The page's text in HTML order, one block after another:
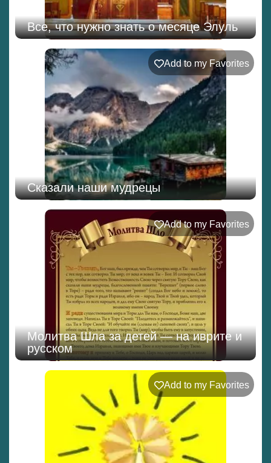
Все, что нужно знать о месяце Элуль
Add to my Favorites
Сказали наши мудрецы
Add to my Favorites
Молитва Шла за детей — на иврите и
русском
Add to my Favorites